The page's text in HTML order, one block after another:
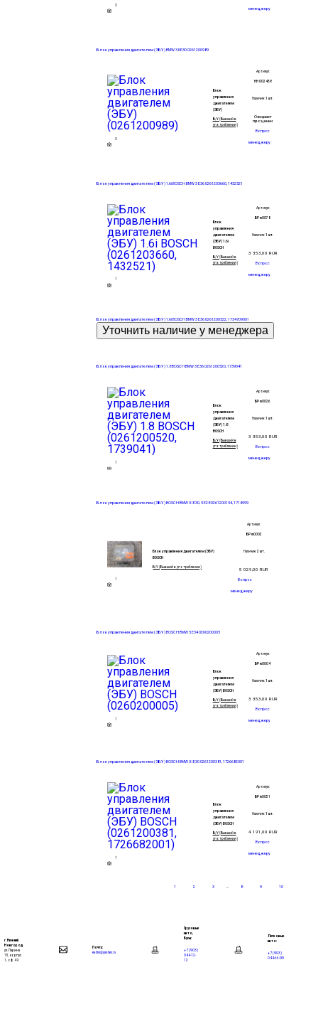
3
менеджеру
Блок управления двигателем (ЭБУ) BMW 3 II E30 0261200989
3
Блок
управления
двигателем
(ЭБУ)
Б/У (Бывший в
употреблении)
Артикул:
НН 002438
Наличие:1 шт.
Ожидает
проценки
Вопрос
менеджеру
Блок управления двигателем (ЭБУ) 1.6i BOSCH BMW 3 E36 0261203660, 1432521
Блок
управления
двигателем
(ЭБУ) 1.6i
BOSCH
Б/У (Бывший в
употреблении)
Артикул:
БР m0078
Наличие: 1 шт.
3 353,00 RUR
Вопрос
менеджеру
Блок управления двигателем (ЭБУ) 1.6i BOSCH BMW 3 E36 0261200522, 1734709001
Блок управления двигателем (ЭБУ) 1.8 BOSCH BMW 3 E36 0261200520, 1739041
Блок
управления
двигателем
(ЭБУ) 1.8
BOSCH
Б/У (Бывший в
употреблении)
Артикул:
БР m0026
Наличие: 1 шт.
3 353,00 RUR
Вопрос
менеджеру
Блок управления двигателем (ЭБУ) BOSCH BMW 3 I E30, 5 E28 0261200154, 1714999
1
Блок управления двигателем (ЭБУ)
BOSCH
Б/У (Бывший в употреблении)
Артикул:
БР m0002
Наличие: 2 шт.
5 029,00RUR
Вопрос
менеджеру
Блок управления двигателем (ЭБУ) BOSCH BMW 5 E34 0260200005
Блок
управления
двигателем
(ЭБУ) BOSCH
Б/У (Бывший в
употреблении)
Артикул:
БР m0004
Наличие: 1 шт.
3 353,00 RUR
Вопрос
менеджеру
Блок управления двигателем (ЭБУ) BOSCH BMW 3 I E30 0261200381, 1726682001
1
Блок
управления
двигателем
(ЭБУ) BOSCH
Б/У (Бывший в
употреблении)
Артикул:
БР m0051
Наличие:1 шт.
4 191,00 RUR
Вопрос
менеджеру
1 2 3 8 9 10
г. Нижний
Новгород
ул. Ларина
15, корпус
1, оф. 49
Почта:
eadnn@yandex.ru
Грузовые
авто,
Бусы:
+7 (903)
044-12-
12
Легковые
авто:
+7 (903)
044-66-99